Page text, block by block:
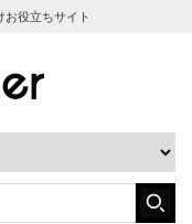
お役立ちサイト